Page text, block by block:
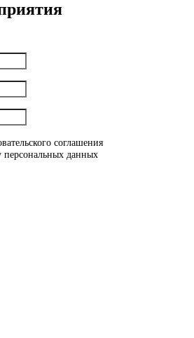
соглашения
персональных данных